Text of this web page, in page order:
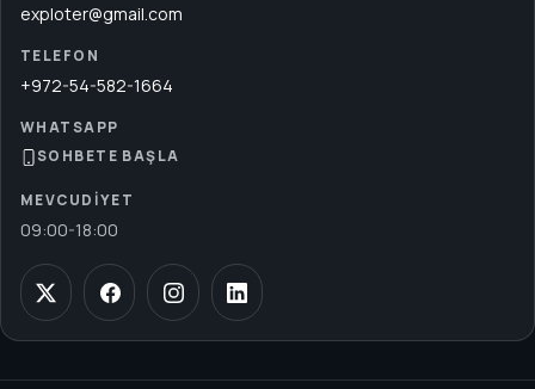
exploter@gmail.com
TELEFON
+972-54-582-1664
WHATSAPP
SOHBETE BAŞLA
MEVCUDIYET
09:00-18:00